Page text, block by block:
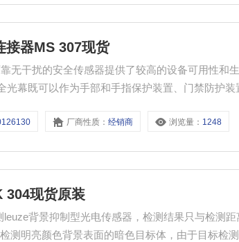
接器MS 307现货
无干扰的安全传感器提供了较高的设备可用性和
光幕既可以作为手部和手指保护装置、门禁防护装
厂商性质：经销商 浏览量： 1248
304现货原装
背景抑制型光电传感器，检测结果只与检测
测明亮颜色背景表面的暗色目标体，由于目标检